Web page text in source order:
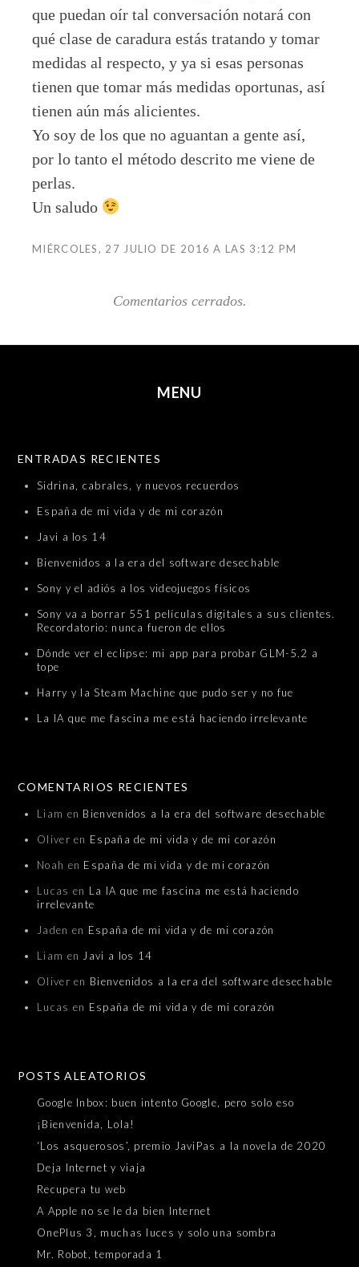
que puedan oír tal conversación notará con
qué clase de caradura estás tratando y tomar
medidas al respecto, y ya si esas personas
tienen que tomar más medidas oportunas, así
tienen aún más alicientes.
Yo soy de los que no aguantan a gente así,
por lo tanto el método descrito me viene de
perlas.
Un saludo
MIÉRCOLES, 27 JULIO DE 2016 A LAS 3:12 PM
Comentarios cerrados.
MENU
ENTRADAS RECIENTES
Sidrina, cabrales, y nuevos recuerdos
España de mi vida y de mi corazón
Javi a los 14
Bienvenidos a la era del software desechable
Sony y el adiós a los videojuegos físicos
Sony va a borrar 551 películas digitales a sus clientes.
Recordatorio: nunca fueron de ellos
Dónde ver el eclipse: mi app para probar GLM-5.2 a
tope
Harry y la Steam Machine que pudo ser y no fue
La IA que me fascina me está haciendo irrelevante
COMENTARIOS RECIENTES
Liam en Bienvenidos a la era del software desechable
Oliver en España de mi vida y de mi corazón
Noah en España de mi vida y de mi corazón
Lucas en La IA que me fascina me está haciendo
irrelevante
Jaden en España de mi vida y de mi corazón
Liam en Javi a los 14
Oliver en Bienvenidos a la era del software desechable
Lucas en España de mi vida y de mi corazón
POSTS ALEATORIOS
Google Inbox: buen intento Google, pero solo eso
¡Bienvenida, Lola!
‘Los asquerosos’, premio JaviPas a la novela de 2020
Deja Internet y viaja
Recupera tu web
A Apple no se le da bien Internet
OnePlus 3, muchas luces y solo una sombra
Mr. Robot, temporada 1